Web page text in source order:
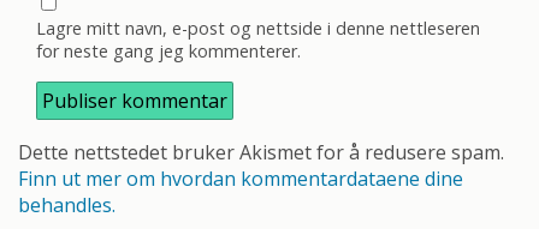
Lagre mitt navn, e-post og nettside i denne nettleseren
for neste gang jeg kommenterer.
Dette nettstedet bruker Akismet for å redusere spam.
Finn ut mer om hvordan kommentardataene dine
behandles.